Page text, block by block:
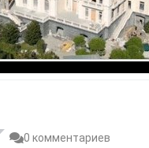
0 комментариев